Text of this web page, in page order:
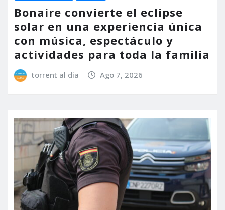
Bonaire convierte el eclipse
solar en una experiencia única
con música, espectáculo y
actividades para toda la familia
torrent al dia Ago 7, 2026